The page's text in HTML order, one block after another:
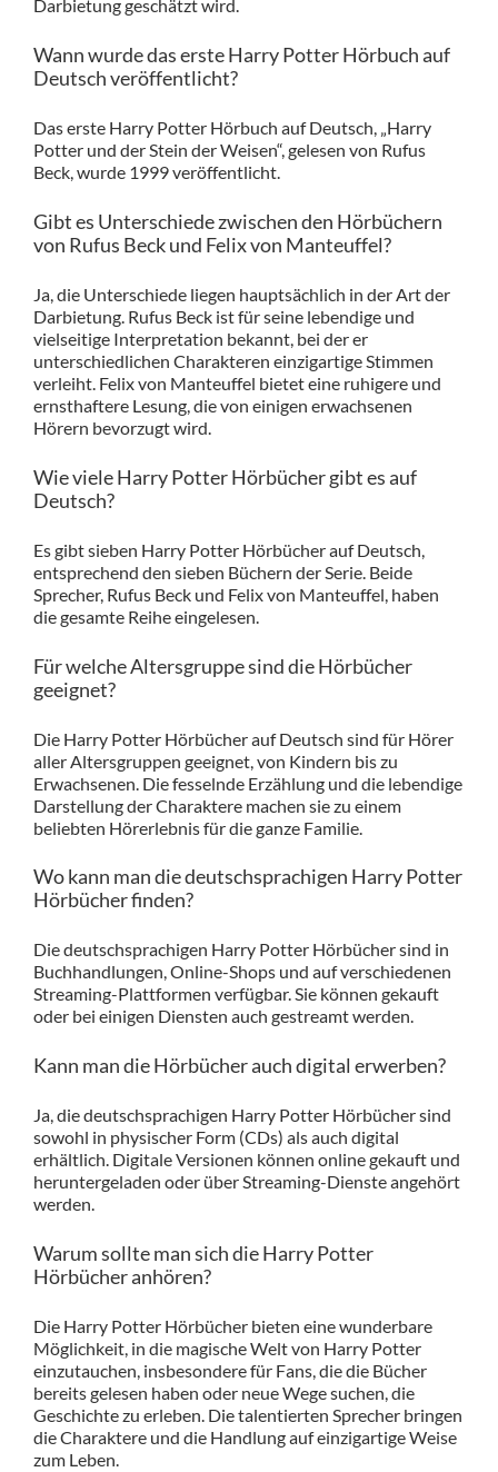
Darbietung geschätzt wird.
Wann wurde das erste Harry Potter Hörbuch auf
Deutsch veröffentlicht?
Das erste Harry Potter Hörbuch auf Deutsch, „Harry
Potter und der Stein der Weisen“, gelesen von Rufus
Beck, wurde 1999 veröffentlicht.
Gibt es Unterschiede zwischen den Hörbüchern
von Rufus Beck und Felix von Manteuffel?
Ja, die Unterschiede liegen hauptsächlich in der Art der
Darbietung. Rufus Beck ist für seine lebendige und
vielseitige Interpretation bekannt, bei der er
unterschiedlichen Charakteren einzigartige Stimmen
verleiht. Felix von Manteuffel bietet eine ruhigere und
ernsthaftere Lesung, die von einigen erwachsenen
Hörern bevorzugt wird.
Wie viele Harry Potter Hörbücher gibt es auf
Deutsch?
Es gibt sieben Harry Potter Hörbücher auf Deutsch,
entsprechend den sieben Büchern der Serie. Beide
Sprecher, Rufus Beck und Felix von Manteuffel, haben
die gesamte Reihe eingelesen.
Für welche Altersgruppe sind die Hörbücher
geeignet?
Die Harry Potter Hörbücher auf Deutsch sind für Hörer
aller Altersgruppen geeignet, von Kindern bis zu
Erwachsenen. Die fesselnde Erzählung und die lebendige
Darstellung der Charaktere machen sie zu einem
beliebten Hörerlebnis für die ganze Familie.
Wo kann man die deutschsprachigen Harry Potter
Hörbücher finden?
Die deutschsprachigen Harry Potter Hörbücher sind in
Buchhandlungen, Online-Shops und auf verschiedenen
Streaming-Plattformen verfügbar. Sie können gekauft
oder bei einigen Diensten auch gestreamt werden.
Kann man die Hörbücher auch digital erwerben?
Ja, die deutschsprachigen Harry Potter Hörbücher sind
sowohl in physischer Form (CDs) als auch digital
erhältlich. Digitale Versionen können online gekauft und
heruntergeladen oder über Streaming-Dienste angehört
werden.
Warum sollte man sich die Harry Potter
Hörbücher anhören?
Die Harry Potter Hörbücher bieten eine wunderbare
Möglichkeit, in die magische Welt von Harry Potter
einzutauchen, insbesondere für Fans, die die Bücher
bereits gelesen haben oder neue Wege suchen, die
Geschichte zu erleben. Die talentierten Sprecher bringen
die Charaktere und die Handlung auf einzigartige Weise
zum Leben.